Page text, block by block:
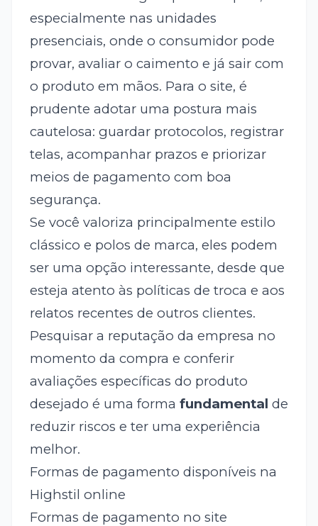
especialmente nas unidades
presenciais, onde o consumidor pode
provar, avaliar o caimento e já sair com
o produto em mãos. Para o site, é
prudente adotar uma postura mais
cautelosa: guardar protocolos, registrar
telas, acompanhar prazos e priorizar
meios de pagamento com boa
segurança.
Se você valoriza principalmente estilo
clássico e polos de marca, eles podem
ser uma opção interessante, desde que
esteja atento às políticas de troca e aos
relatos recentes de outros clientes.
Pesquisar a reputação da empresa no
momento da compra e conferir
avaliações específicas do produto
desejado é uma forma fundamental de
reduzir riscos e ter uma experiência
melhor.
Formas de pagamento disponíveis na
Highstil online
Formas de pagamento no site